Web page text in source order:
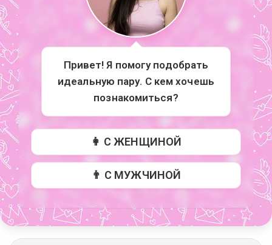
Привет! Я помогу подобрать
идеальную пару. С кем хочешь
познакомиться?
👩 С ЖЕНЩИНОЙ
👨 С МУЖЧИНОЙ